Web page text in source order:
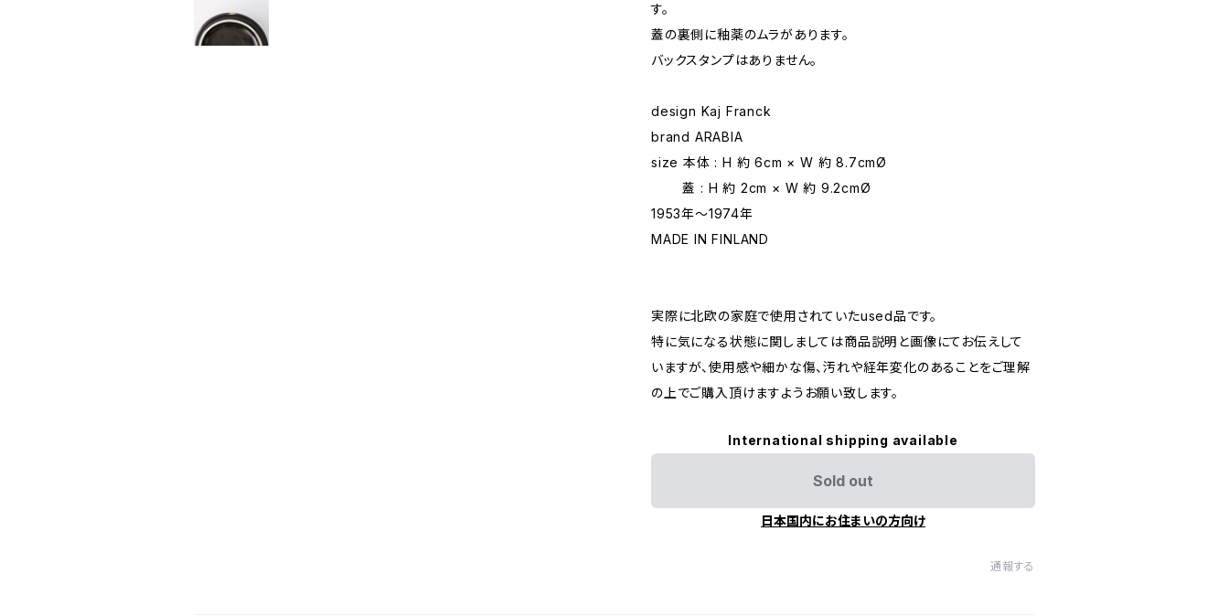
す。
蓋の裏側に釉薬のムラがあります。
バックスタンプはありません。
design Kaj Franck
brand ARABIA
size 本体 : H 約 6cm × W 約 8.7cmØ
蓋 : H 約 2cm × W 約 9.2cmØ
1953年〜1974年
MADE IN FINLAND
実際に北欧の家庭で使用されていたused品です。
特に気になる状態に関しましては商品説明と画像にてお伝えして
いますが、使用感や細かな傷、汚れや経年変化のあることをご理解
の上でご購入頂けますようお願い致します。
International shipping available
Sold out
日本国内にお住まいの方向け
通報する